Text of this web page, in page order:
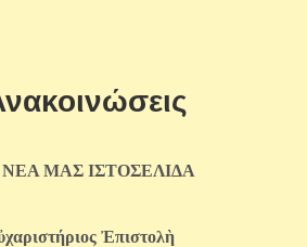
ΜΑΣ ΙΣΤΟΣΕΛΙΔΑ
Ἐπιστολὴ